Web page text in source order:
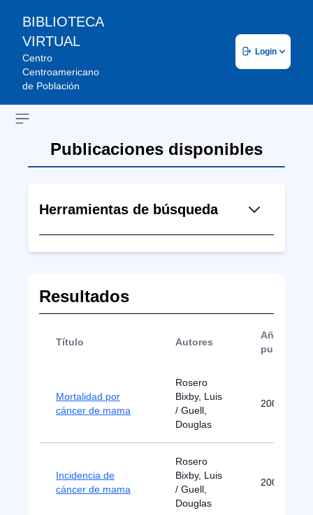
BIBLIOTECA
VIRTUAL
Centro
Centroamericano
de Población
Login
Open sidebar
Publicaciones disponibles
Herramientas de búsqueda
Resultados
Título Autores
Año de
Mortalidad por
cáncer de mama
Rosero
Bixby, Luis
/ Guell,
Douglas
2000
Incidencia de
cáncer de mama
Rosero
Bixby, Luis
/ Guell,
Douglas
2000